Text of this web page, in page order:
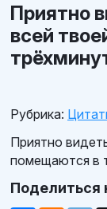
Приятно
всей
Рубрика:
Приятно
помещаются в
Поделиться